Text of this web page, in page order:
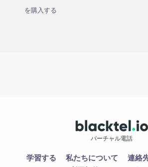
を購入する
バーチャル電話
学習する 私たちについて 連絡